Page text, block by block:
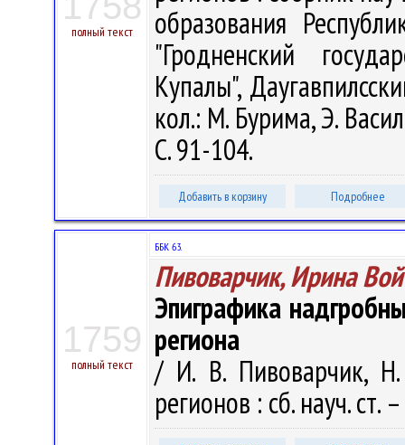
полный текст
образования
"Гродненский
Купалы",
кол.: М. Бурима, Э.
С. 91-104.
Добавить в корзину Подробнее
1759
полный текст
ББК 63.
Пивоварчик, Ирина
Эпиграфика
региона
/ И. В. Пивоварчик,
регионов : сб. науч.